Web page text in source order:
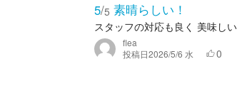
5/5 素晴らしい！
スタッフの対応も良く 美味し
flea
投稿日2026/5/6 水 0